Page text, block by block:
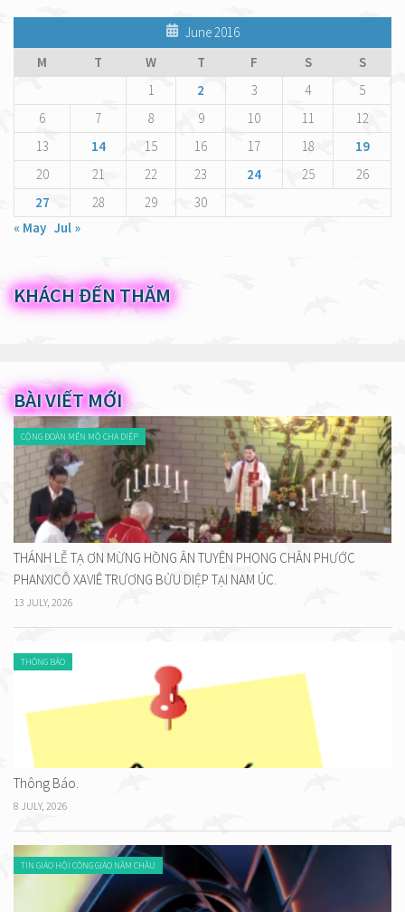
June 2016
M
T W T F S
S
1
2 3 4
5
6
7 8 9 10 11
12
13
14 15 16 17 18
19
20
21 22 23 24 25
26
27
28 29
30
« May Jul »
KHÁCH ĐẾN THĂM
BÀI VIẾT MỚI
CỘNG ĐOÀN MẾN MỘ CHA DIỆP
THÁNH LỄ TẠ ƠN MỪNG HỒNG ÂN TUYÊN PHONG CHÂN PHƯỚC
PHANXICÔ XAVIÊ TRƯƠNG BỬU DIỆP TẠI NAM ÚC.
13 JULY, 2026
THÔNG BÁO
Thông Báo.
8 JULY, 2026
TIN GIÁO HỘI CÔNG GIÁO NĂM CHÂU